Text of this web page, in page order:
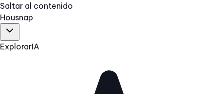
Saltar al contenido
Housnap
ExplorarIA